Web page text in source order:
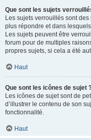
Que sont les sujets
Les sujets verrouillés sont
plus répondre et dans
Les sujets peuvent être
forum pour de multiples
propres sujets, si cela a été
Haut
Que sont les icônes de sujet
Les icônes de sujet sont de
d’illustrer le contenu de son
fonctionnalité.
Haut